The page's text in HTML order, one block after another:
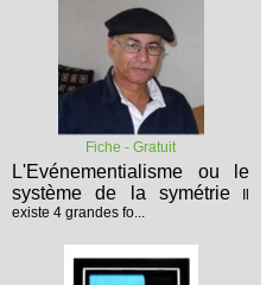
Fiche - Gratuit
L'Evénementialisme ou le
système de la symétrie
existe 4 grandes fo...